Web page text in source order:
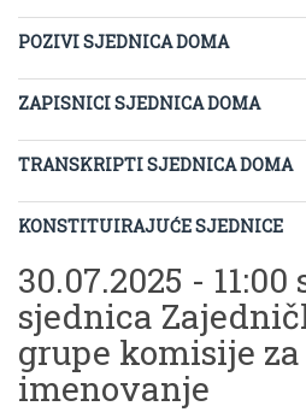
POZIVI SJEDNICA DOMA
ZAPISNICI SJEDNICA DOMA
TRANSKRIPTI SJEDNICA DOMA
KONSTITUIRAJUĆE SJEDNICE
30.07.2025 - 11:00
sjednica
grupe komisije
imenovanje